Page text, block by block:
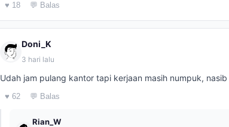
♥ 18 💬 Balas
Doni_K
3 hari lalu
Udah jam pulang kantor tapi kerjaan masih numpuk,
♥ 62 💬 Balas
Rian_W